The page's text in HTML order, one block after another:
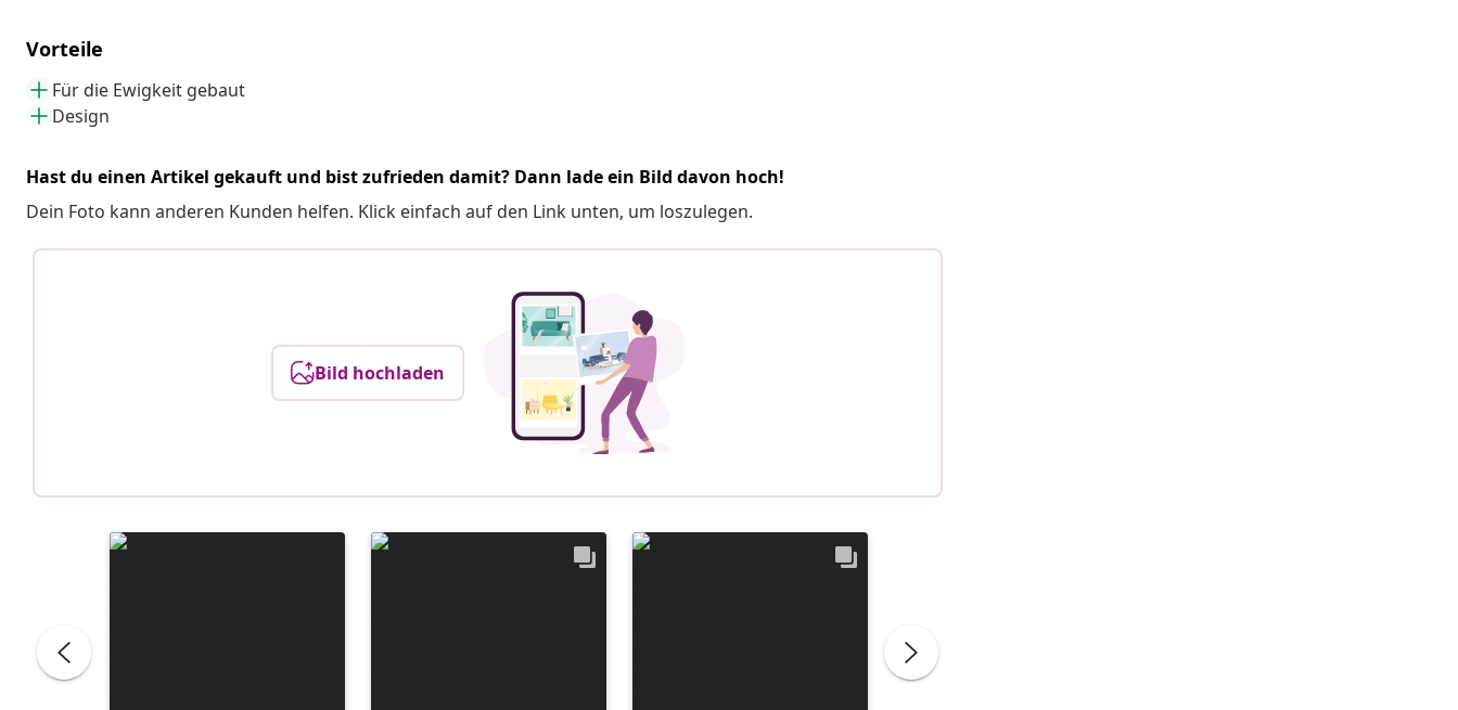
Vorteile
Für die Ewigkeit gebaut
Design
Hast du einen Artikel gekauft und bist zufrieden damit? Dann lade ein Bild davon hoch!
Dein Foto kann anderen Kunden helfen. Klick einfach auf den Link unten, um loszulegen.
Bild hochladen